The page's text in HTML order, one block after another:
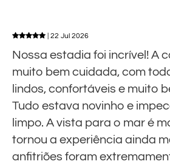
| 22 Jul 2026
Nossa estadia foi incrível! A
muito bem cuidada, com
lindos, confortáveis e muito
Tudo estava novinho e
limpo. A vista para o mar é
tornou a experiência ainda
anfitriões foram